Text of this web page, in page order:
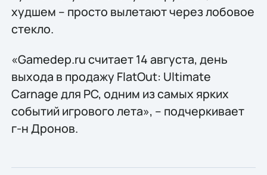
худшем – просто вылетают через лобовое
стекло.
«Gamedep.ru считает 14 августа, день
выхода в продажу FlatOut: Ultimate
Carnage для PC, одним из самых ярких
событий игрового лета», – подчеркивает
г-н Дронов.